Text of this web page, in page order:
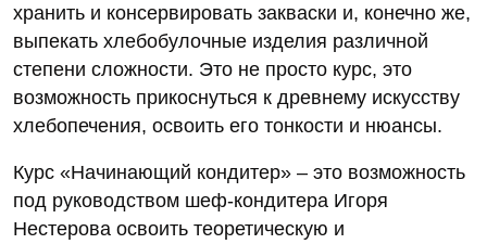
хранить и консервировать закваски и, конечно же,
выпекать хлебобулочные изделия различной
степени сложности. Это не просто курс, это
возможность прикоснуться к древнему искусству
хлебопечения, освоить его тонкости и нюансы.
Курс «Начинающий кондитер» – это возможность
под руководством шеф-кондитера Игоря
Нестерова освоить теоретическую и